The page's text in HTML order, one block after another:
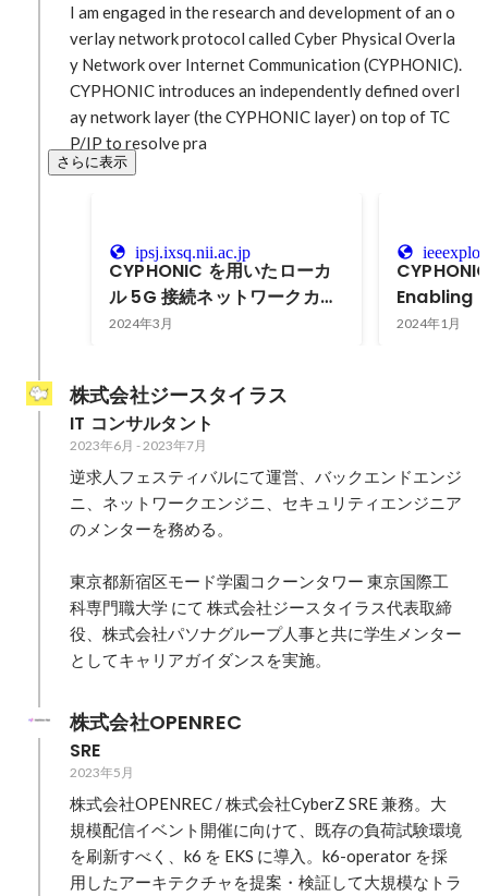
I am engaged in the research and development of an o
verlay network protocol called Cyber Physical Overla
y Network over Internet Communication (CYPHONIC).
CYPHONIC introduces an independently defined overl
ay network layer (the CYPHONIC layer) on top of TC
P/IP to resolve pra
さらに表示
ipsj.ixsq.nii.ac.jp
CYPHONIC を用いたローカ
ル 5G 接続ネットワークカメ
ラとの P2P 映像配信に関す
2024年3月
Enabling
2024年1月
株式会社ジースタイラス
IT コンサルタント
2023年6月 - 2023年7月
逆求人フェスティバルにて運営、バックエンドエンジ
ニ、ネットワークエンジニ、セキュリティエンジニア
のメンターを務める。
東京都新宿区モード学園コクーンタワー 東京国際工
科専門職大学 にて 株式会社ジースタイラス代表取締
役、株式会社パソナグループ人事と共に学生メンター
株式会社OPENREC
SRE
2023年5月
株式会社OPENREC / 株式会社CyberZ SRE 兼務。大
規模配信イベント開催に向けて、既存の負荷試験環境
を刷新すべく、k6 を EKS に導入。k6-operator を採
用したアーキテクチャを提案・検証して大規模なトラ